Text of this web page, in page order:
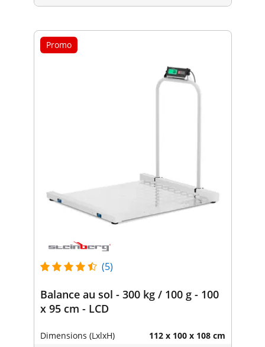
Promo
(5)
Balance au sol - 300 kg / 100 g - 100
x 95 cm - LCD
Dimensions (LxlxH) 112 x 100 x 108 cm